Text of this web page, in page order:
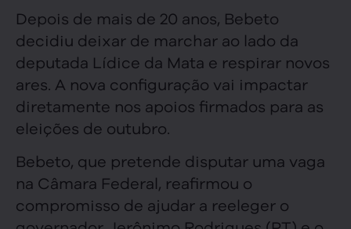
Depois de mais de 20 anos, Bebeto
decidiu deixar de marchar ao lado da
deputada Lídice da Mata e respirar novos
ares. A nova configuração vai impactar
diretamente nos apoios firmados para as
eleições de outubro.
Bebeto, que pretende disputar uma vaga
na Câmara Federal, reafirmou o
compromisso de ajudar a reeleger o